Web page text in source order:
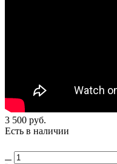
3 500 руб.
Есть в наличии